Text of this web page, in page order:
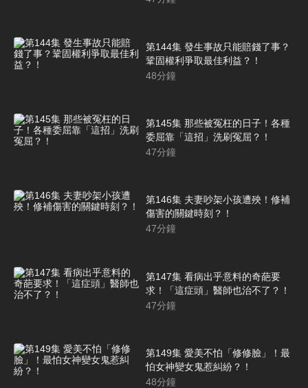
第144集 發生事故只能賠錢了事？
鞏固權利爭取最佳利益？！
48分鐘
第145集 那些被冤枉的日子！各種
委屈靠「這招」洗刷冤屈？！
47分鐘
第146集 夫妻吵架小孩遭殃！修補
傷害的關鍵時刻？！
47分鐘
第147集 看病出乎意料的奇葩要
求！「這症頭」醫師也治不了？！
47分鐘
第149集 愛美不怕「修修臉」！最
怕女神變女鬼惹糾紛？！
48分鐘